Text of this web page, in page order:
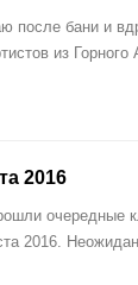
после бани и
из
2016
очередные
2016.